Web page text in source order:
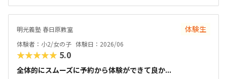
材費が高いなと思いました。授業料込みで12分割できたらいいなと思
いました。体験のパズルが楽しくやってました。
明光義塾 春日原教室 体験生
体験者：小2/女の子 体験日：2026/06
★★★★★ 5.0
全体的にスムーズに予約から体験ができて良か...